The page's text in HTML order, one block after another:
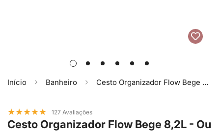
Início Banheiro Cesto Organizador Flow Bege 8,2L - Ou
★★★★★ 127 Avaliações
Cesto Organizador Flow Bege 8,2L - Ou